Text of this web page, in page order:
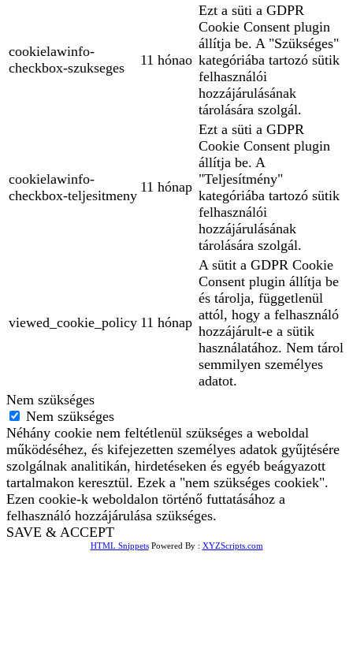
cookielawinfo-
checkbox-szukseges
11 hónao
Ezt a süti a GDPR
Cookie Consent plugin
állítja be. A "Szükséges"
kategóriába tartozó sütik
felhasználói
hozzájárulásának
tárolására szolgál.
cookielawinfo-
checkbox-teljesitmeny
11 hónap
Ezt a süti a GDPR
Cookie Consent plugin
állítja be. A
"Teljesítmény"
kategóriába tartozó sütik
felhasználói
hozzájárulásának
tárolására szolgál.
viewed_cookie_policy 11 hónap
A sütit a GDPR Cookie
Consent plugin állítja be
és tárolja, függetlenül
attól, hogy a felhasználó
hozzájárult-e a sütik
használatához. Nem tárol
semmilyen személyes
adatot.
Nem szükséges
Nem szükséges
Néhány cookie nem feltétlenül szükséges a weboldal
működéséhez, és kifejezetten személyes adatok gyűjtésére
szolgálnak analitikán, hirdetéseken és egyéb beágyazott
tartalmakon keresztül. Ezek a "nem szükséges cookiek".
Ezen cookie-k weboldalon történő futtatásához a
felhasználó hozzájárulása szükséges.
SAVE & ACCEPT
HTML SnippetsPowered By : XYZScripts.com